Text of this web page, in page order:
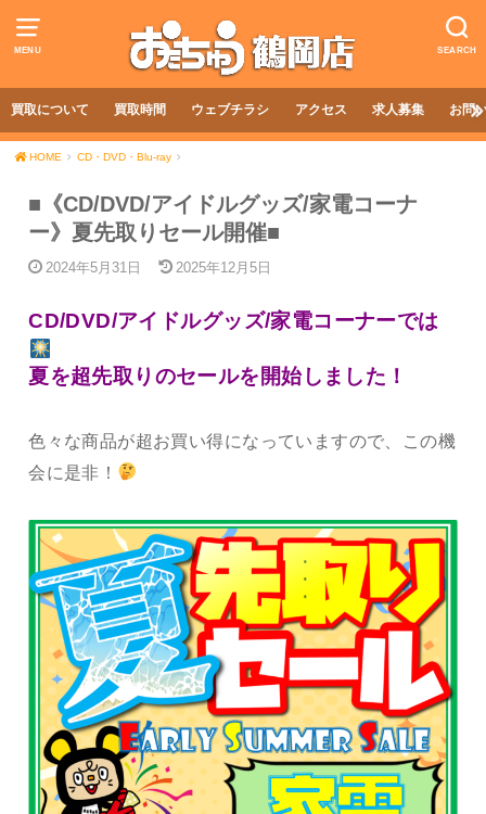
MENU SEARCH
買取について 買取時間 ウェブチラシ アクセス 求人募集 お問
HOME CD・DVD・Blu-ray
■《CD/DVD/アイドルグッズ/家電コーナ
ー》夏先取りセール開催■
2024年5月31日 2025年12月5日
CD/DVD/アイドルグッズ/家電コーナーでは
夏を超先取りのセールを開始しました！
色々な商品が超お買い得になっていますので、この機
会に是非！